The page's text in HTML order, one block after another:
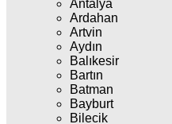
Antalya
Ardahan
Artvin
Aydın
Balıkesir
Bartın
Batman
Bayburt
Bilecik